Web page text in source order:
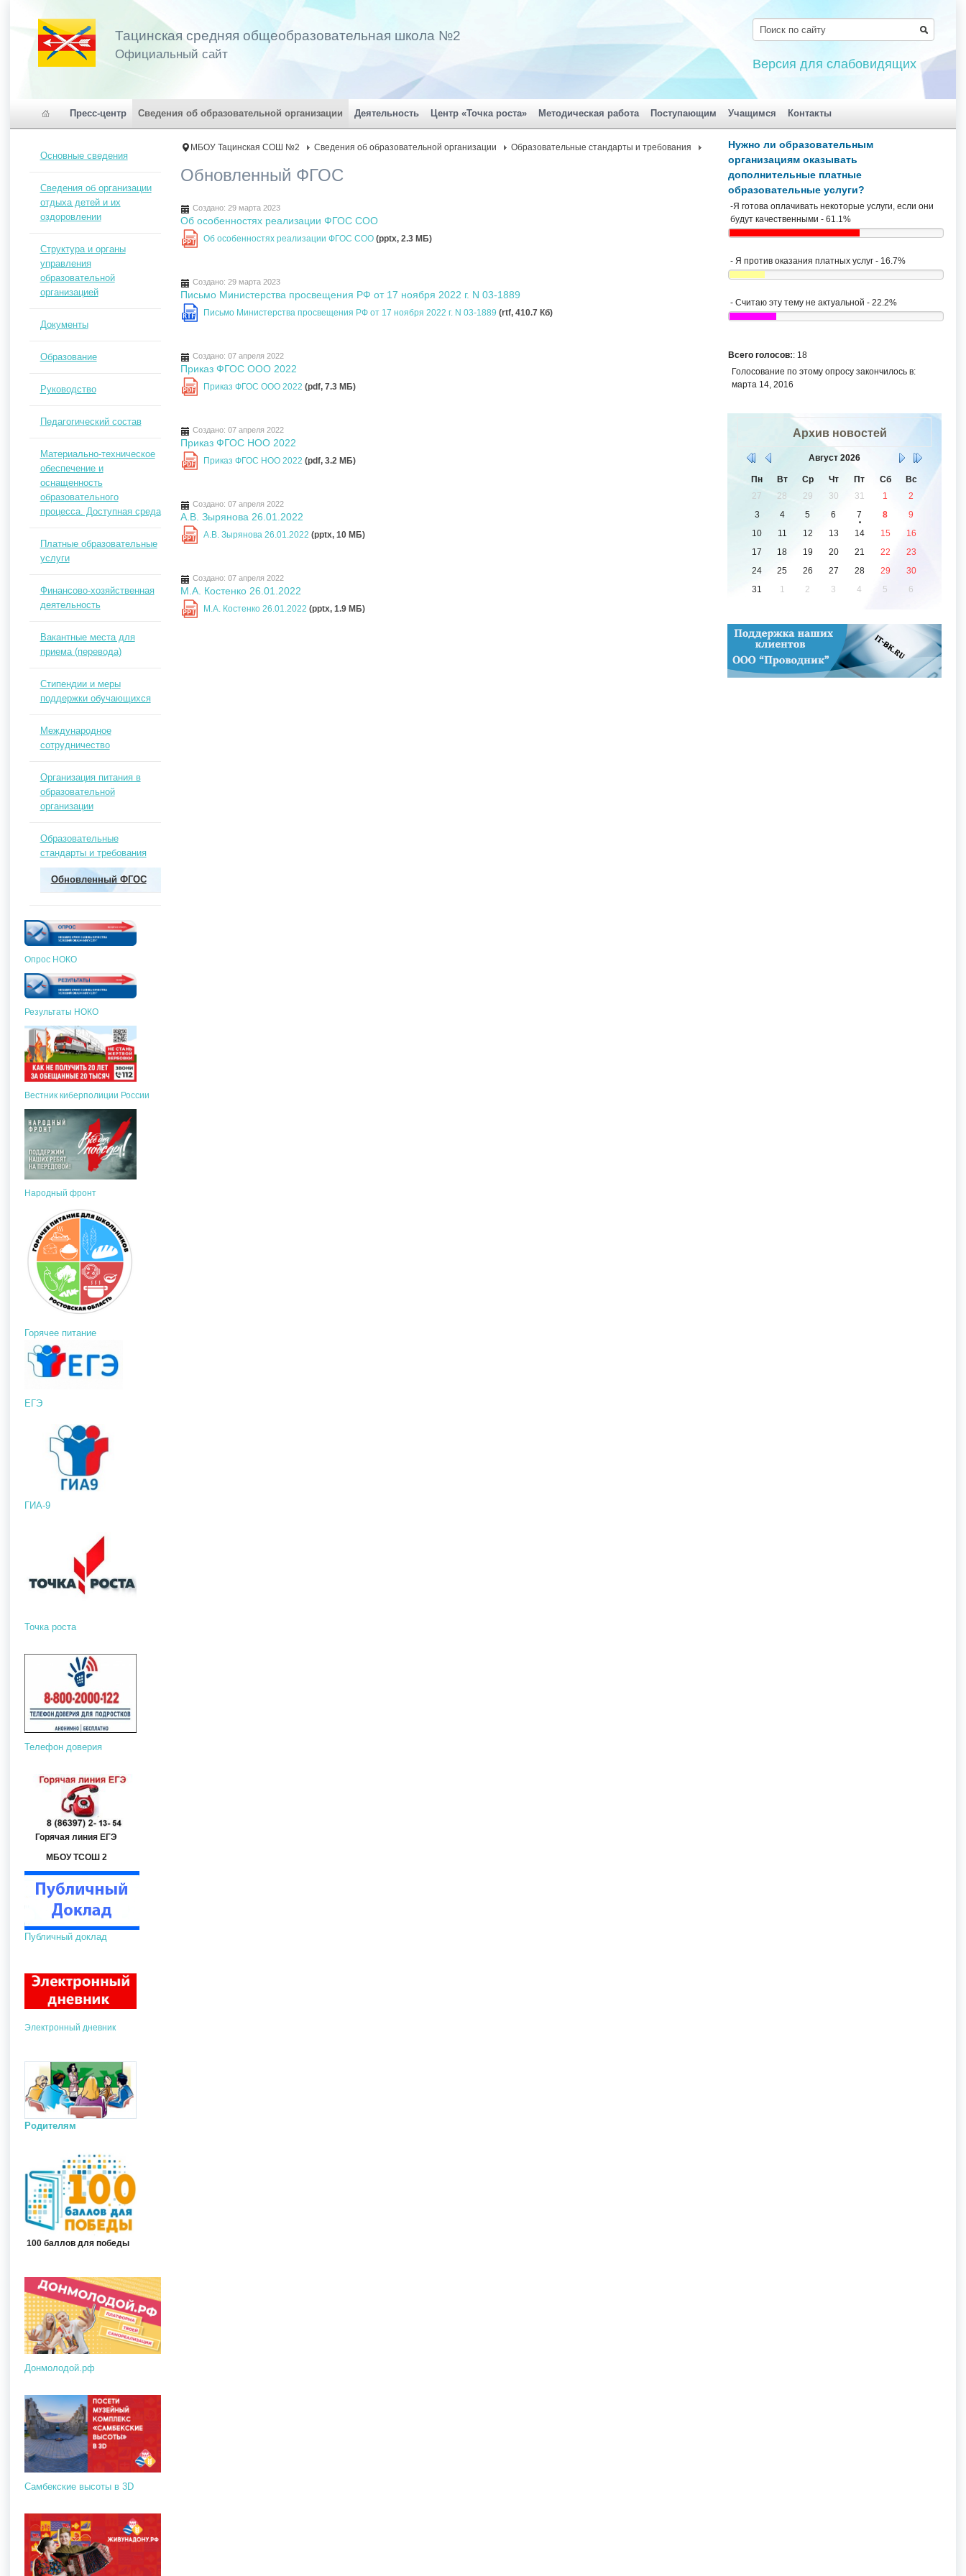
Тацинская средняя общеобразовательная школа №2
Официальный сайт
Версия для слабовидящих
Пресс-центр Сведения об образовательной организации Деятельность Центр «Точка роста» Методическая работа Поступающим Учащимся Контакты
МБОУ Тацинская СОШ №2 Сведения об образовательной организации Образовательные стандарты и требования
Обновленный ФГОС
Создано: 29 марта 2023
Об особенностях реализации ФГОС СОО
PPT Об особенностях реализации ФГОС СОО (pptx, 2.3 MБ)
Создано: 29 марта 2023
Письмо Министерства просвещения РФ от 17 ноября 2022 г. N 03-1889
RTF Письмо Министерства просвещения РФ от 17 ноября 2022 г. N 03-1889 (rtf, 410.7 Кб)
Создано: 07 апреля 2022
Приказ ФГОС ООО 2022
PDF Приказ ФГОС ООО 2022 (pdf, 7.3 MБ)
Создано: 07 апреля 2022
Приказ ФГОС НОО 2022
PDF Приказ ФГОС НОО 2022 (pdf, 3.2 MБ)
Создано: 07 апреля 2022
А.В. Зырянова 26.01.2022
PPT А.В. Зырянова 26.01.2022 (pptx, 10 MБ)
Создано: 07 апреля 2022
М.А. Костенко 26.01.2022
PPT М.А. Костенко 26.01.2022 (pptx, 1.9 MБ)
Основные сведения
Сведения об организации
отдыха детей и их
оздоровлении
Структура и органы
управления
образовательной
организацией
Документы
Образование
Руководство
Педагогический состав
Материально-техническое
обеспечение и
оснащенность
образовательного
процесса. Доступная среда
Платные образовательные
услуги
Финансово-хозяйственная
деятельность
Вакантные места для
приема (перевода)
Стипендии и меры
поддержки обучающихся
Международное
сотрудничество
Организация питания в
образовательной
организации
Образовательные
стандарты и требования
Обновленный ФГОС
Опрос НОКО
Результаты НОКО
Вестник киберполиции России
Народный фронт
Горячее питание
ЕГЭ
ГИА-9
Точка роста
Телефон доверия
Горячая линия ЕГЭ
МБОУ ТСОШ 2
Публичный доклад
Электронный дневник
Родителям
100 баллов для победы
Донмолодой.рф
Самбекские высоты в 3D
Нужно ли образовательным
организациям оказывать
дополнительные платные
образовательные услуги?
-Я готова оплачивать некоторые услуги, если они
будут качественными - 61.1%
- Я против оказания платных услуг - 16.7%
- Считаю эту тему не актуальной - 22.2%
Всего голосов:: 18
Голосование по этому опросу закончилось в:
марта 14, 2016
Архив новостей
Август 2026
Пн Вт Ср Чт Пт Сб
Вс
27
28 29 30 31 1
2
3
4 5 6 7 8
9
10
11 12 13 14 15
16
17
18 19 20 21 22
23
24
25 26 27 28 29
30
31
1 2 3 4 5 6